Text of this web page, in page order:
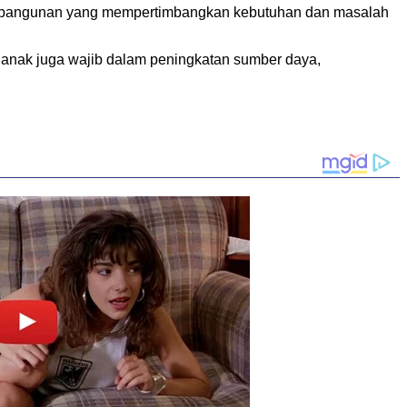
yang mempertimbangkan kebutuhan dan masalah
juga wajib dalam peningkatan sumber daya,